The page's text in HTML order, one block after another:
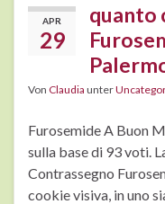
APR
29
quanto
Von Claudia unter
Furosemide A Buon
sulla base di 93 voti.
Contrassegno
cookie visiva, in uno